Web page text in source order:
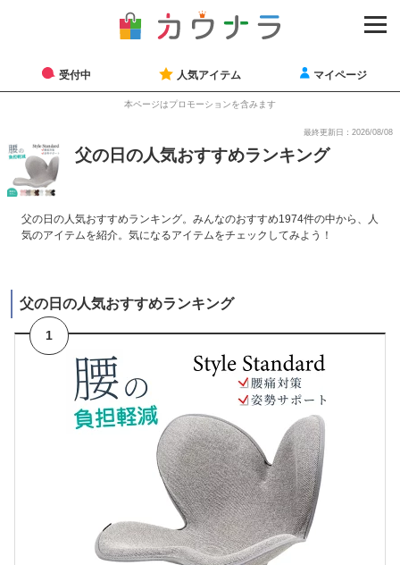
受付中 人気アイテム マイページ
本ページはプロモーションを含みます
最終更新日：2026/08/08
父の日の人気おすすめランキング
父の日の人気おすすめランキング。みんなのおすすめ1974件の中から、人
気のアイテムを紹介。気になるアイテムをチェックしてみよう！
父の日の人気おすすめランキング
1